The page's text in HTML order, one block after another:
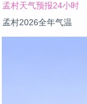
孟村天气预报24小时
孟村2026全年气温